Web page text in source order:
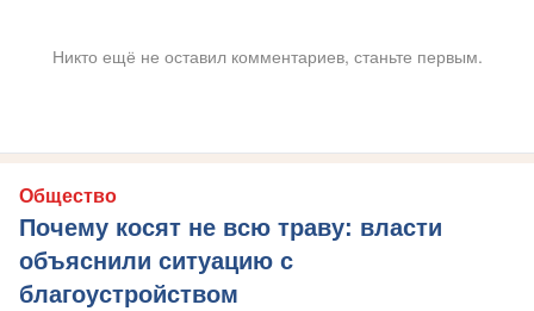
Никто ещё не оставил комментариев, станьте первым.
Общество
Почему косят не всю траву: власти
объяснили ситуацию с
благоустройством